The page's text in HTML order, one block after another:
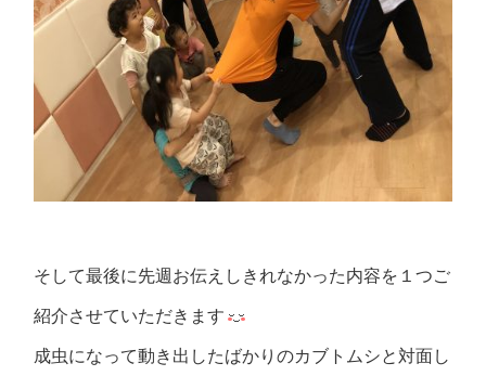
そして最後に先週お伝えしきれなかった内容を１つご
紹介させていただきます
成虫になって動き出したばかりのカブトムシと対面し